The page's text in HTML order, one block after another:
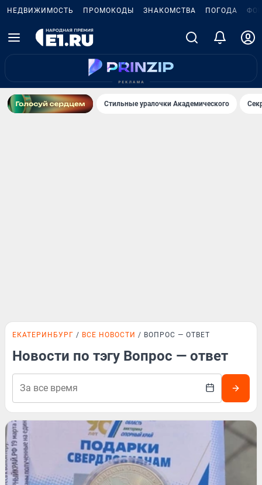
НЕДВИЖИМОСТЬ ПРОМОКОДЫ ЗНАКОМСТВА ПОГОДА
Стильные уралочки Академического
ЕКАТЕРИНБУРГ ВСЕ НОВОСТИ ВОПРОС — ОТВЕТ
Новости по тэгу Вопрос — ответ